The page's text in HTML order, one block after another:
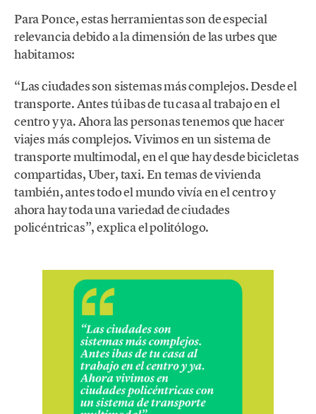
Para Ponce, estas herramientas son de especial
relevancia debido a la dimensión de las urbes que
habitamos:
“Las ciudades son sistemas más complejos. Desde el
transporte. Antes tú ibas de tu casa al trabajo en el
centro y ya. Ahora las personas tenemos que hacer
viajes más complejos. Vivimos en un sistema de
transporte multimodal, en el que hay desde bicicletas
compartidas, Uber, taxi. En temas de vivienda
también, antes todo el mundo vivía en el centro y
ahora hay toda una variedad de ciudades
policéntricas”, explica el politólogo.